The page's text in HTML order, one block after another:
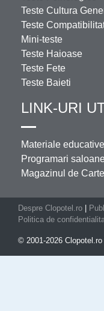
Teste Cultura
Teste
Mini-teste
Teste Haioase
Teste Fete
Teste Baieti
LINK-URI
Materiale educative
Programari
Magazinul de Carte
Despre Clopotel.ro
Politica de
© 2001-2026